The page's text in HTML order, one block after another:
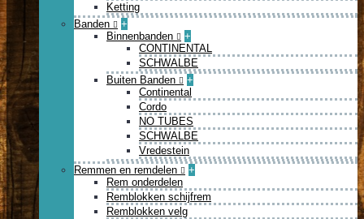
Ketting
Banden
+
Binnenbanden
+
CONTINENTAL
SCHWALBE
Buiten Banden
+
Continental
Cordo
NO TUBES
SCHWALBE
Vredestein
Remmen en remdelen
+
Rem onderdelen
Remblokken schijfrem
Remblokken velg